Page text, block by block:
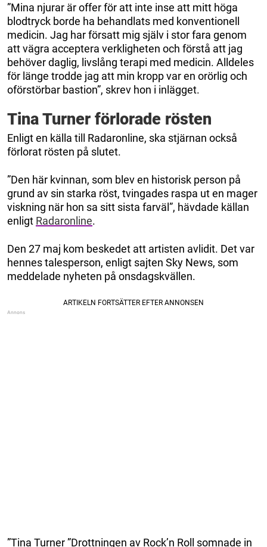
”Mina njurar är offer för att inte inse att mitt höga
blodtryck borde ha behandlats med konventionell
medicin. Jag har försatt mig själv i stor fara genom
att vägra acceptera verkligheten och förstå att jag
behöver daglig, livslång terapi med medicin. Alldeles
för länge trodde jag att min kropp var en orörlig och
oförstörbar bastion”, skrev hon i inlägget.
Tina Turner förlorade rösten
Enligt en källa till Radaronline, ska stjärnan också
förlorat rösten på slutet.
”Den här kvinnan, som blev en historisk person på
grund av sin starka röst, tvingades raspa ut en mager
viskning när hon sa sitt sista farväl”, hävdade källan
enligt Radaronline.
Den 27 maj kom beskedet att artisten avlidit. Det var
hennes talesperson, enligt sajten Sky News, som
meddelade nyheten på onsdagskvällen.
”Tina Turner ”Drottningen av Rock’n Roll somnade in